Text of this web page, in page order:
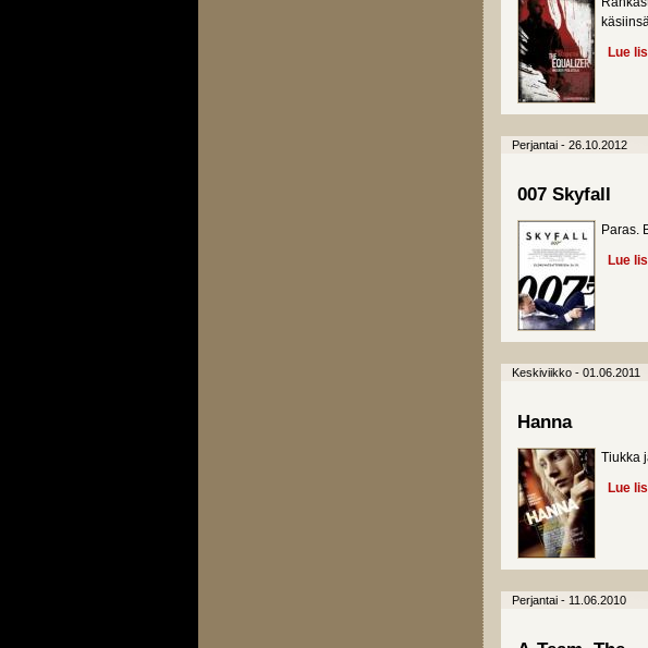
Lue
Perjantai - 26.10.2012
007 Skyfall
Paras.
Lue
Keskiviikko - 01.06.2011
Hanna
Tiukka
Lue
Perjantai - 11.06.2010